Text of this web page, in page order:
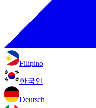
Filipino
한국인
Deutsch